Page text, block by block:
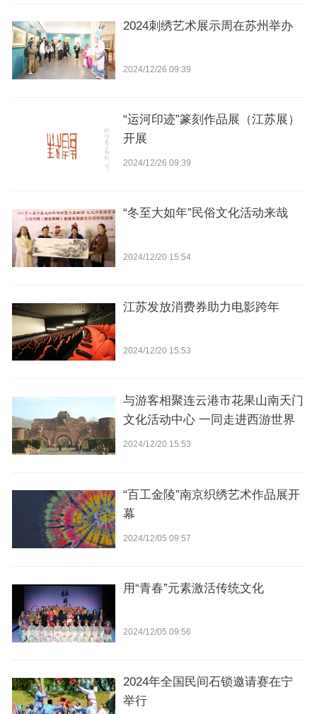
2024刺绣艺术展示周在苏州举办
2024/12/26 09:39
“运河印迹”篆刻作品展（江苏展）
开展
2024/12/26 09:39
“冬至大如年”民俗文化活动来哉
2024/12/20 15:54
江苏发放消费券助力电影跨年
2024/12/20 15:53
与游客相聚连云港市花果山南天门
文化活动中心 一同走进西游世界
2024/12/20 15:53
“百工金陵”南京织绣艺术作品展开
幕
2024/12/05 09:57
用“青春”元素激活传统文化
2024/12/05 09:56
2024年全国民间石锁邀请赛在宁
举行